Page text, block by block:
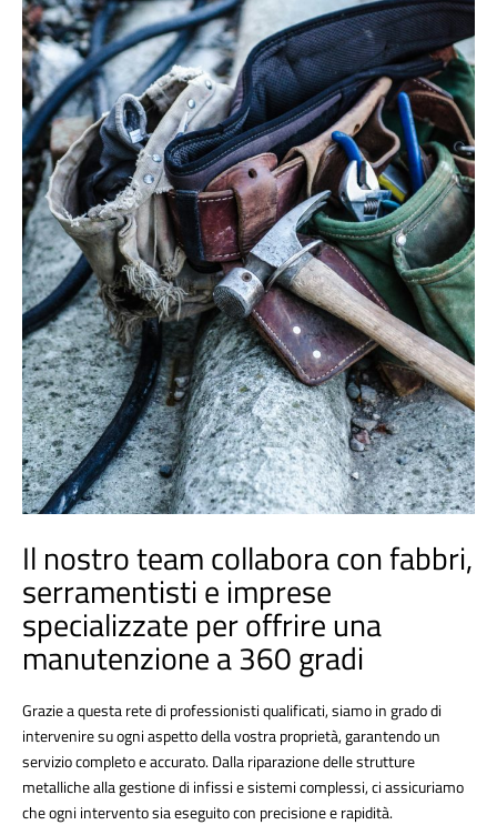
Il nostro team collabora con fabbri,
serramentisti e imprese
specializzate per offrire una
manutenzione a 360 gradi
Grazie a questa rete di professionisti qualificati, siamo in grado di
intervenire su ogni aspetto della vostra proprietà, garantendo un
servizio completo e accurato. Dalla riparazione delle strutture
metalliche alla gestione di infissi e sistemi complessi, ci assicuriamo
che ogni intervento sia eseguito con precisione e rapidità.